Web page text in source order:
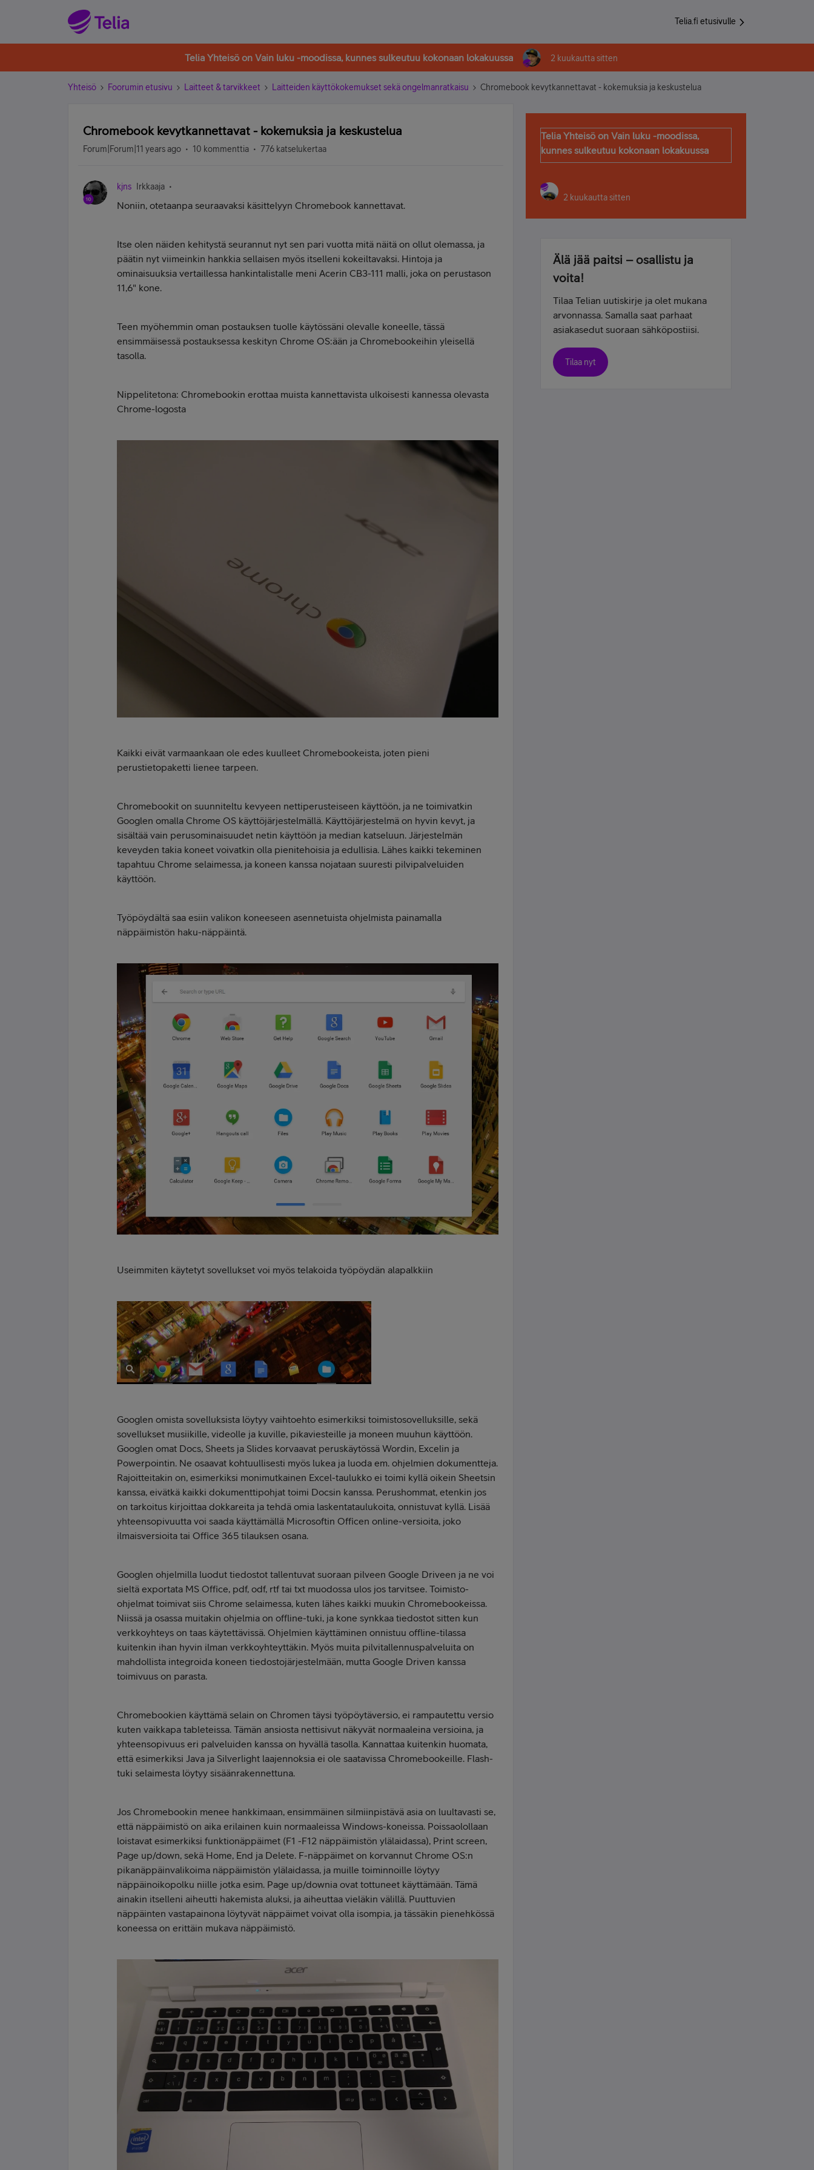
Telia.fi etusivulle
Telia Yhteisö on Vain luku -moodissa, kunnes sulkeutuu kokonaan lokakuussa 2 kuukautta sitten
Yhteisö Foorumin etusivu Laitteet & tarvikkeet Laitteiden käyttökokemukset sekä ongelmanratkaisu Chromebook kevytkannettavat - kokemuksia ja keskustelua
Chromebook kevytkannettavat - kokemuksia ja keskustelua
Forum|Forum|11 years ago 10 kommenttia 776 katselukertaa
kjns Irkkaaja
Noniin, otetaanpa seuraavaksi käsittelyyn Chromebook kannettavat.
Itse olen näiden kehitystä seurannut nyt sen pari vuotta mitä näitä on ollut olemassa, ja
päätin nyt viimeinkin hankkia sellaisen myös itselleni kokeiltavaksi. Hintoja ja
ominaisuuksia vertaillessa hankintalistalle meni Acerin CB3-111 malli, joka on perustason
11,6" kone.
Teen myöhemmin oman postauksen tuolle käytössäni olevalle koneelle, tässä
ensimmäisessä postauksessa keskityn Chrome OS:ään ja Chromebookeihin yleisellä
tasolla.
Nippelitetona: Chromebookin erottaa muista kannettavista ulkoisesti kannessa olevasta
Chrome-logosta
Kaikki eivät varmaankaan ole edes kuulleet Chromebookeista, joten pieni
perustietopaketti lienee tarpeen.
Chromebookit on suunniteltu kevyeen nettiperusteiseen käyttöön, ja ne toimivatkin
Googlen omalla Chrome OS käyttöjärjestelmällä. Käyttöjärjestelmä on hyvin kevyt, ja
sisältää vain perusominaisuudet netin käyttöön ja median katseluun. Järjestelmän
keveyden takia koneet voivatkin olla pienitehoisia ja edullisia. Lähes kaikki tekeminen
tapahtuu Chrome selaimessa, ja koneen kanssa nojataan suuresti pilvipalveluiden
käyttöön.
Työpöydältä saa esiin valikon koneeseen asennetuista ohjelmista painamalla
näppäimistön haku-näppäintä.
Useimmiten käytetyt sovellukset voi myös telakoida työpöydän alapalkkiin
Googlen omista sovelluksista löytyy vaihtoehto esimerkiksi toimistosovelluksille, sekä
sovellukset musiikille, videolle ja kuville, pikaviesteille ja moneen muuhun käyttöön.
Googlen omat Docs, Sheets ja Slides korvaavat peruskäytössä Wordin, Excelin ja
Powerpointin. Ne osaavat kohtuullisesti myös lukea ja luoda em. ohjelmien dokumentteja.
Rajoitteitakin on, esimerkiksi monimutkainen Excel-taulukko ei toimi kyllä oikein Sheetsin
kanssa, eivätkä kaikki dokumenttipohjat toimi Docsin kanssa. Perushommat, etenkin jos
on tarkoitus kirjoittaa dokkareita ja tehdä omia laskentataulukoita, onnistuvat kyllä. Lisää
yhteensopivuutta voi saada käyttämällä Microsoftin Officen online-versioita, joko
ilmaisversioita tai Office 365 tilauksen osana.
Googlen ohjelmilla luodut tiedostot tallentuvat suoraan pilveen Google Driveen ja ne voi
sieltä exportata MS Office, pdf, odf, rtf tai txt muodossa ulos jos tarvitsee. Toimisto-
ohjelmat toimivat siis Chrome selaimessa, kuten lähes kaikki muukin Chromebookeissa.
Niissä ja osassa muitakin ohjelmia on offline-tuki, ja kone synkkaa tiedostot sitten kun
verkkoyhteys on taas käytettävissä. Ohjelmien käyttäminen onnistuu offline-tilassa
kuitenkin ihan hyvin ilman verkkoyhteyttäkin. Myös muita pilvitallennuspalveluita on
mahdollista integroida koneen tiedostojärjestelmään, mutta Google Driven kanssa
toimivuus on parasta.
Chromebookien käyttämä selain on Chromen täysi työpöytäversio, ei rampautettu versio
kuten vaikkapa tableteissa. Tämän ansiosta nettisivut näkyvät normaaleina versioina, ja
yhteensopivuus eri palveluiden kanssa on hyvällä tasolla. Kannattaa kuitenkin huomata,
että esimerkiksi Java ja Silverlight laajennoksia ei ole saatavissa Chromebookeille. Flash-
tuki selaimesta löytyy sisäänrakennettuna.
Jos Chromebookin menee hankkimaan, ensimmäinen silmiinpistävä asia on luultavasti se,
että näppäimistö on aika erilainen kuin normaaleissa Windows-koneissa. Poissaolollaan
loistavat esimerkiksi funktionäppäimet (F1 -F12 näppäimistön ylälaidassa), Print screen,
Page up/down, sekä Home, End ja Delete. F-näppäimet on korvannut Chrome OS:n
pikanäppäinvalikoima näppäimistön ylälaidassa, ja muille toiminnoille löytyy
näppäinoikopolku niille jotka esim. Page up/downia ovat tottuneet käyttämään. Tämä
ainakin itselleni aiheutti hakemista aluksi, ja aiheuttaa vieläkin välillä. Puuttuvien
näppäinten vastapainona löytyvät näppäimet voivat olla isompia, ja tässäkin pienehkössä
koneessa on erittäin mukava näppäimistö.
Telia Yhteisö on Vain luku -moodissa,
kunnes sulkeutuu kokonaan lokakuussa
2 kuukautta sitten
Älä jää paitsi – osallistu ja
voita!
Tilaa Telian uutiskirje ja olet mukana
arvonnassa. Samalla saat parhaat
asiakasedut suoraan sähköpostiisi.
Tilaa nyt